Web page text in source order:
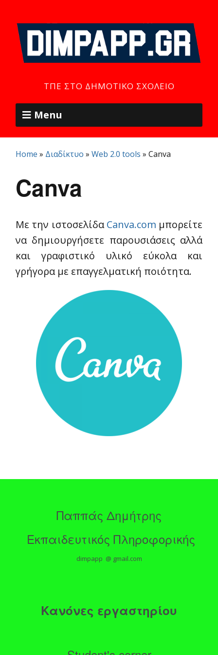
ΤΠΕ ΣΤΟ ΔΗΜΟΤΙΚΌ ΣΧΟΛΕΊΟ
Menu
Home » Διαδίκτυο » Web 2.0 tools » Canva
Canva
Με την ιστοσελίδαCanva.com μπορείτε
να δημιουργήσετε παρουσιάσεις αλλά
και γραφιστικό υλικό εύκολα και
γρήγορα με επαγγελματική ποιότητα.
Παππάς Δημήτρης
Εκπαιδευτικός Πληροφορικής
dimpapp @ gmail.com
Κανόνες εργαστηρίου